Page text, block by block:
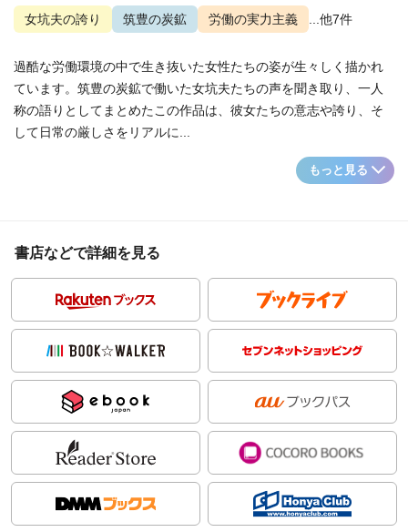
女坑夫の誇り 筑豊の炭鉱 労働の実力主義 ...他7件
過酷な労働環境の中で生き抜いた女性たちの姿が生々しく描かれ
ています。筑豊の炭鉱で働いた女坑夫たちの声を聞き取り、一人
称の語りとしてまとめたこの作品は、彼女たちの意志や誇り、そ
して日常の厳しさをリアルに...
もっと見る
書店などで詳細を見る